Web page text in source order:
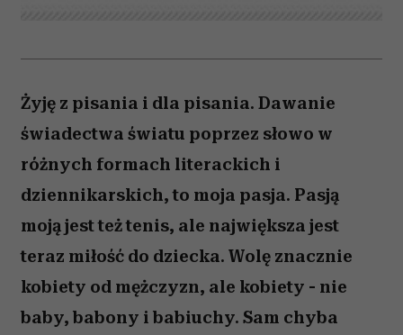
Żyję z pisania i dla pisania. Dawanie
świadectwa światu poprzez słowo w
różnych formach literackich i
dziennikarskich, to moja pasja. Pasją
moją jest też tenis, ale największa jest
teraz miłość do dziecka. Wolę znacznie
kobiety od mężczyzn, ale kobiety - nie
baby, babony i babiuchy. Sam chyba